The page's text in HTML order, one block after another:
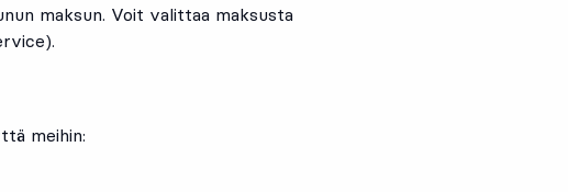
maksun. Voit valittaa maksusta
meihin: